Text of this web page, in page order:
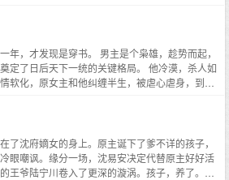
年，才发现是穿书。 男主是个枭雄，趁势而起，
定了日后天下一统的关键格局。 他冷漠，杀人如
软化，原女主和他纠缠半生，被虐心虐身，到了
再见之前，她被迫无奈救了男主一次，剧情就往
不可收拾。 我本来想当咸鱼的，后来却被迫跟着
真枭雄男主x机智乐观生存高手女主 ①不虐，不
遍，文文是偏爽的。 ②这个所谓虐心虐肺的地狱
说的，咱苏瓷不是哈，别误会了 ③最后最重要一
了沈府嫡女的身上。原主诞下了爹不详的孩子，
眼嘲讽。缘分一场，沈易安决定代替原主好好活
王爷陆宁川卷入了更深的漩涡。孩子，养了。